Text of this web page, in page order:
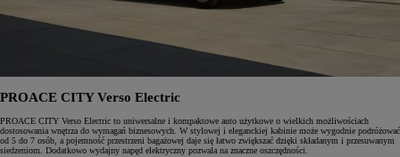
PROACE CITY Verso Electric
PROACE CITY Verso Electric to uniwersalne i kompaktowe auto użytkowe o wielkich możliwościach
dostosowania wnętrza do wymagań biznesowych. W stylowej i eleganckiej kabinie może wygodnie podróżować
od 5 do 7 osób, a pojemność przestrzeni bagażowej daje się łatwo zwiększać dzięki składanym i przesuwanym
siedzeniom. Dodatkowo wydajny napęd elektryczny pozwala na znaczne oszczędności.